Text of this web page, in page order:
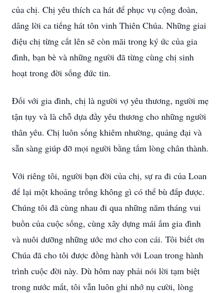
của chị. Chị yêu thích ca hát để phục vụ cộng đoàn,
dâng lời ca tiếng hát tôn vinh Thiên Chúa. Những giai
điệu chị từng cất lên sẽ còn mãi trong ký ức của gia
đình, bạn bè và những người đã từng cùng chị sinh
hoạt trong đời sống đức tin.
Đối với gia đình, chị là người vợ yêu thương, người mẹ
tận tụy và là chỗ dựa đầy yêu thương cho những người
thân yêu. Chị luôn sống khiêm nhường, quảng đại và
sẵn sàng giúp đỡ mọi người bằng tấm lòng chân thành.
Với riêng tôi, người bạn đời của chị, sự ra đi của Loan
để lại một khoảng trống không gì có thể bù đắp được.
Chúng tôi đã cùng nhau đi qua những năm tháng vui
buồn của cuộc sống, cùng xây dựng mái ấm gia đình
và nuôi dưỡng những ước mơ cho con cái. Tôi biết ơn
Chúa đã cho tôi được đồng hành với Loan trong hành
trình cuộc đời này. Dù hôm nay phải nói lời tạm biệt
trong nước mắt, tôi vẫn luôn ghi nhớ nụ cười, lòng